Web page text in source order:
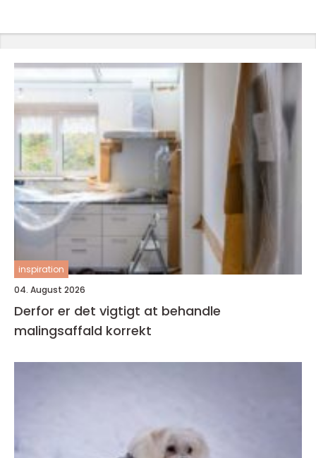
inspiration
04. August 2026
Derfor er det vigtigt at behandle
malingsaffald korrekt